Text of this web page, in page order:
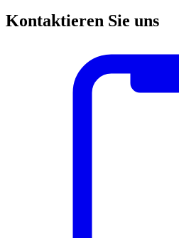
Kontaktieren Sie uns